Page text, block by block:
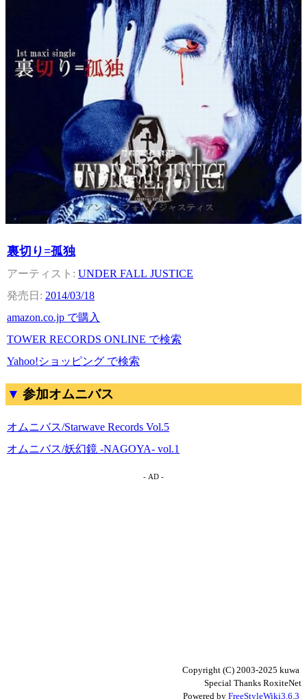
裏切り=孤独
UNDER FALL JUSTICE
2014/03/18
amazon.co.jp で購入
TOWER RECORDS ONLINE で検索
Yahoo!ショッピング で検索
参加オムニバス
オムニバス/Starwave Records Vol.5
オムニバス/妖幻鏡 -NAGOYA- vol.1
- AD -
Copyright (C) 2003-2025 kuwa
Special Thanks RoxiteNet
Powered by FreeStyleWiki3.6.3